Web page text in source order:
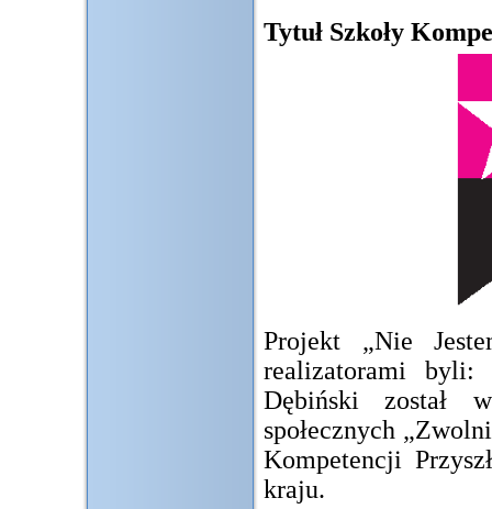
Tytuł Szkoły
Projekt „Nie
realizatorami byli:
Dębiński został
społecznych
Kompetencji
kraju.